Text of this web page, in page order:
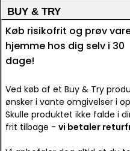
BUY & TRY
Køb risikofrit og prøv
hjemme hos dig selv i 30
dage!
Ved køb af et Buy & Try
ønsker i vante omgivelser i
Skulle produktet ikke falde i
frit tilbage - vi betaler